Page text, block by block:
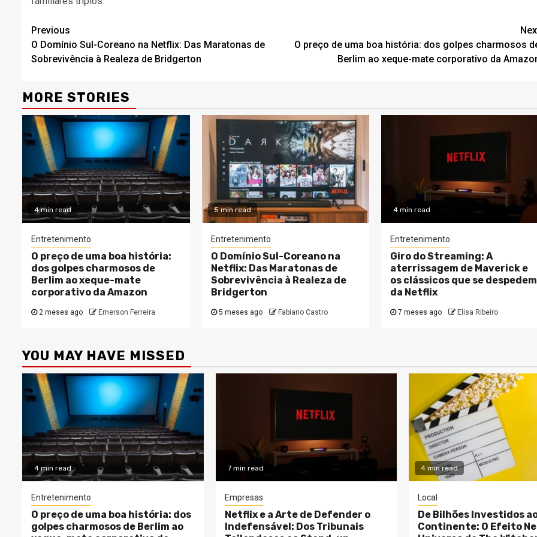
Continue
Reading
Previous
O Domínio Sul-Coreano na Netflix: Das Maratonas de
Sobrevivência à Realeza de Bridgerton
O preço de uma boa história: dos golpes charmosos
Berlim ao xeque-mate corporativo da
MORE STORIES
4 min read
Entretenimento
O preço de uma boa história:
dos golpes charmosos de
Berlim ao xeque-mate
corporativo da Amazon
2 meses ago Emerson Ferreira
5 min read
Entretenimento
O Domínio Sul-Coreano na
Netflix: Das Maratonas de
Sobrevivência à Realeza de
Bridgerton
5 meses ago Fabiano Castro
4 min read
Entretenimento
Giro do Streaming: A
aterrissagem de Maverick e
os clássicos que se despedem
da Netflix
7 meses ago Elisa Ribeiro
YOU MAY HAVE MISSED
4 min read
Entretenimento
O preço de uma boa história: dos
golpes charmosos de Berlim ao
7 min read
Empresas
Netflix e a Arte de Defender o
Indefensável: Dos Tribunais
4 min read
Local
De Bilhões Investidos
Continente: O Efeito